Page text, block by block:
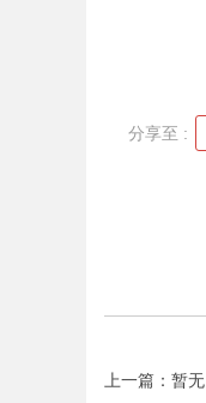
分享至 :
上一篇：暂无